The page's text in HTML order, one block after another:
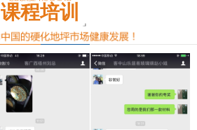
课程培训